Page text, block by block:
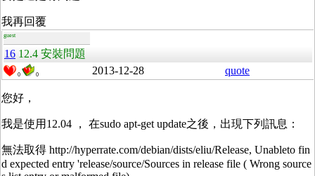
我再回覆
guest
16 12.4 安裝問題
0 0 2013-12-28 quote
您好，
我是使用12.04 ， 在sudo apt-get update之後，出現下列訊息：
無法取得 http://hyperrate.com/debian/dists/eliu/Release, Unableto fin
d expected entry 'release/source/Sources in release file ( Wrong source